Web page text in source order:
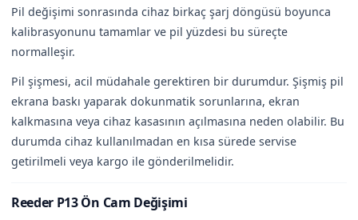
Pil değişimi sonrasında cihaz birkaç şarj döngüsü boyunca
kalibrasyonunu tamamlar ve pil yüzdesi bu süreçte
normalleşir.
Pil şişmesi, acil müdahale gerektiren bir durumdur. Şişmiş pil
ekrana baskı yaparak dokunmatik sorunlarına, ekran
kalkmasına veya cihaz kasasının açılmasına neden olabilir. Bu
durumda cihaz kullanılmadan en kısa sürede servise
getirilmeli veya kargo ile gönderilmelidir.
Reeder P13 Ön Cam Değişimi